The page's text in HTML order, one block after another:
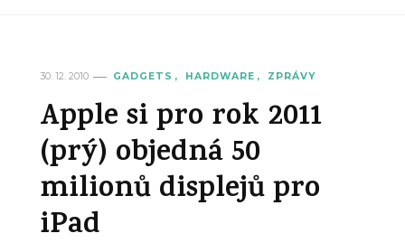
30. 12. 2010 GADGETS HARDWARE ZPRÁVY
Apple si pro rok 2011
(prý) objedná 50
milionů displejů pro
iPad